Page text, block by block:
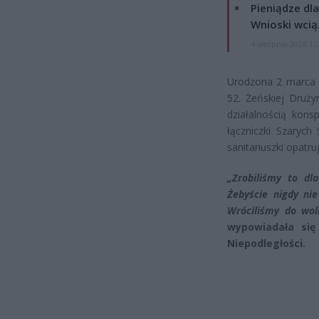
Pieniądze
Wnioski
Urodzona 2
52. Żeńskiej
działalnością
łączniczki
sanitariuszki
„Zrobiliśmy to
Żebyście nigdy
Wróciliśmy do
wypowiadała
Niepodległości.